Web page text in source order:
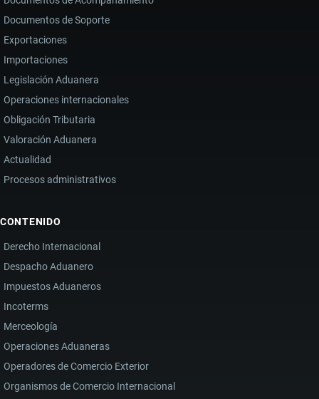
Documentos de Soporte
Exportaciones
Importaciones
Legislación Aduanera
Operaciones internacionales
Obligación Tributaria
Valoración Aduanera
Actualidad
Procesos administrativos
CONTENIDO
Derecho Internacional
Despacho Aduanero
Impuestos Aduaneros
Incoterms
Merceología
Operaciones Aduaneras
Operadores de Comercio Exterior
Organismos de Comercio Internacional